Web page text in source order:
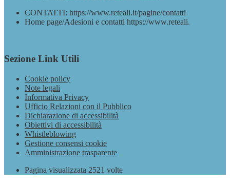
CONTATTI: https://www.reteali.it/pagine/contatti
Home page/Adesioni e contatti https://www.reteali.
Sezione Link Utili
Cookie policy
Note legali
Informativa Privacy
Ufficio Relazioni con il Pubblico
Dichiarazione di accessibilità
Obiettivi di accessibilità
Whistleblowing
Gestione consensi cookie
Amministrazione trasparente
Pagina visualizzata 2521 volte